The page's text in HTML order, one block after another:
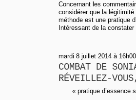
Concernant les
considérer que la
méthode est une pratique
Intéressant de la
mardi 8 juillet 2014 à
COMBAT DE
RÉVEILLEZ-
« pratique d’essence